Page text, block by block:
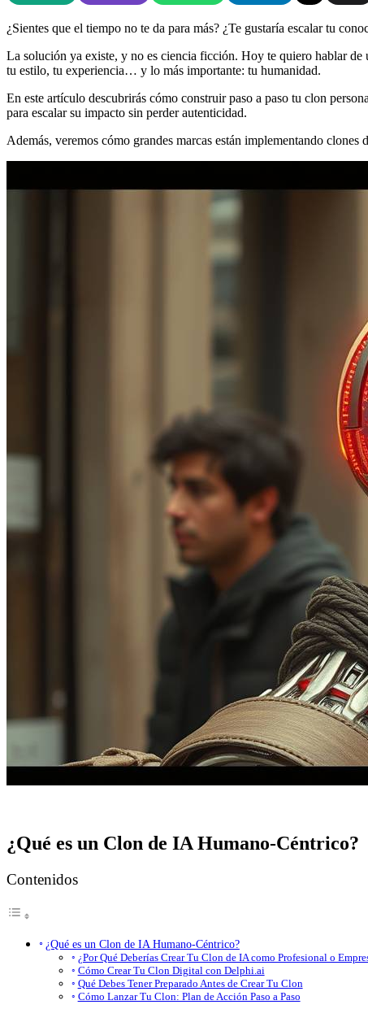
¿Sientes que el tiempo no te da para más? ¿Te gustaría escalar tu
La solución ya existe, y no es ciencia ficción. Hoy te quiero hablar
tu estilo, tu experiencia… y lo más importante: tu humanidad.
En este artículo descubrirás cómo construir paso a paso tu clon
para escalar su impacto sin perder autenticidad.
Además, veremos cómo grandes marcas están implementando
¿Qué es un Clon de IA Humano-Céntrico?
Contenidos
¿Qué es un Clon de IA Humano-Céntrico?
¿Por Qué Deberías Crear Tu Clon de IA como Profesional o
Cómo Crear Tu Clon Digital con Delphi.ai
Qué Debes Tener Preparado Antes de Crear Tu Clon
Cómo Lanzar Tu Clon: Plan de Acción Paso a Paso